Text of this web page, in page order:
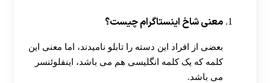
معنی شاخ اینستاگرام چیست؟
بعضی از افراد این دسته را تابلو نامیدند، اما معنی این
کلمه که یک کلمه انگلیسی هم می باشد، اینفلوئنسر
می باشد.